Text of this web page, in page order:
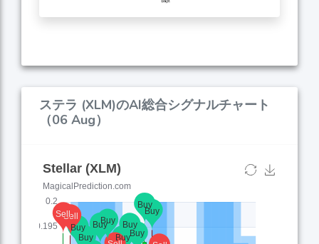
ステラ (XLM)のAI総合シグナルチャート
（06 Aug）